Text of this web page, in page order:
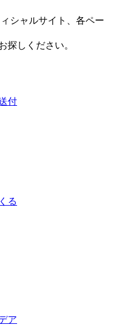
シャルサイト、各ペー
探しください。
付
る
ア